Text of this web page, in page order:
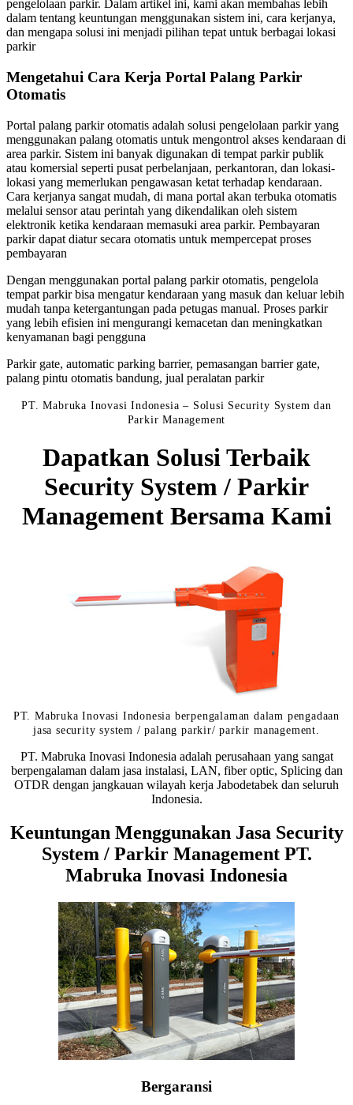
pengelolaan parkir. Dalam artikel ini, kami akan membahas lebih
dalam tentang keuntungan menggunakan sistem ini, cara kerjanya,
dan mengapa solusi ini menjadi pilihan tepat untuk berbagai lokasi
parkir
Mengetahui Cara Kerja Portal Palang Parkir
Otomatis
Portal palang parkir otomatis adalah solusi pengelolaan parkir yang
menggunakan palang otomatis untuk mengontrol akses kendaraan di
area parkir. Sistem ini banyak digunakan di tempat parkir publik
atau komersial seperti pusat perbelanjaan, perkantoran, dan lokasi-
lokasi yang memerlukan pengawasan ketat terhadap kendaraan.
Cara kerjanya sangat mudah, di mana portal akan terbuka otomatis
melalui sensor atau perintah yang dikendalikan oleh sistem
elektronik ketika kendaraan memasuki area parkir. Pembayaran
parkir dapat diatur secara otomatis untuk mempercepat proses
pembayaran
Dengan menggunakan portal palang parkir otomatis, pengelola
tempat parkir bisa mengatur kendaraan yang masuk dan keluar lebih
mudah tanpa ketergantungan pada petugas manual. Proses parkir
yang lebih efisien ini mengurangi kemacetan dan meningkatkan
kenyamanan bagi pengguna
Parkir gate, automatic parking barrier, pemasangan barrier gate,
palang pintu otomatis bandung, jual peralatan parkir
PT. Mabruka Inovasi Indonesia – Solusi Security System dan
Parkir Management
Dapatkan Solusi Terbaik
Security System / Parkir
Management Bersama Kami
PT. Mabruka Inovasi Indonesia berpengalaman dalam pengadaan
jasa security system / palang parkir/ parkir management.
PT. Mabruka Inovasi Indonesia adalah perusahaan yang sangat
berpengalaman dalam jasa instalasi, LAN, fiber optic, Splicing dan
OTDR dengan jangkauan wilayah kerja Jabodetabek dan seluruh
Indonesia.
Keuntungan Menggunakan Jasa Security
System / Parkir Management PT.
Mabruka Inovasi Indonesia
Bergaransi